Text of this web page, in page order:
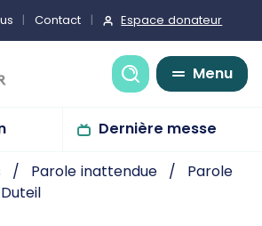
Contact Espace donateur
Recherche
Menu
Dernière messe
Parole inattendue
Parole